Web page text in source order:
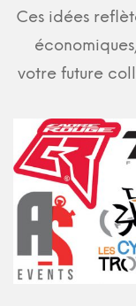
Ces idées
votre future